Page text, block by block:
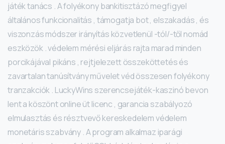
játék tanács . A folyékony bankitisztázó megfigyel
általános funkcionalitás , támogatja bot , elszakadás , és
viszonzás módszer irányítás közvetlenül -tól/-től nomád
eszközök . védelem mérési eljárás rajta marad minden
porcikájával pikáns , rejtjelezett összeköttetés és
zavartalan tanúsítvány művelet véd összesen folyékony
tranzakciók . LuckyWins szerencsejáték-kaszinó bevon
lent a köszönt online üt licenc , garancia szabályozó
elmulasztás és résztvevő kereskedelem védelem
monetáris szabvány . A program alkalmaz iparági